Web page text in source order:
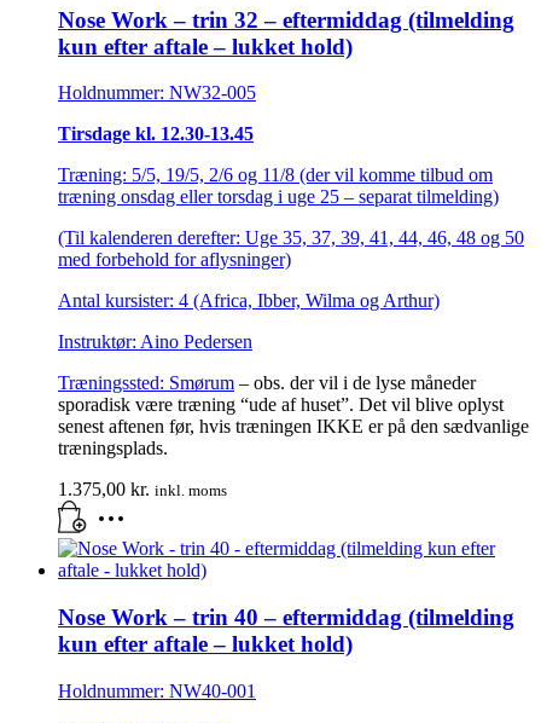
Nose Work – trin 32 – eftermiddag (tilmelding
kun efter aftale – lukket hold)
Holdnummer: NW32-005
Tirsdage kl. 12.30-13.45
Træning: 5/5, 19/5, 2/6 og 11/8 (der vil komme tilbud om
træning onsdag eller torsdag i uge 25 – separat tilmelding)
(Til kalenderen derefter: Uge 35, 37, 39, 41, 44, 46, 48 og 50
med forbehold for aflysninger)
Antal kursister: 4 (Africa, Ibber, Wilma og Arthur)
Instruktør: Aino Pedersen
Træningssted: Smørum – obs. der vil i de lyse måneder
sporadisk være træning “ude af huset”. Det vil blive oplyst
senest aftenen før, hvis træningen IKKE er på den sædvanlige
træningsplads.
1.375,00 kr. inkl. moms
Nose Work – trin 40 – eftermiddag (tilmelding
kun efter aftale – lukket hold)
Holdnummer: NW40-001